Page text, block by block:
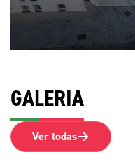
GALERIA
Ver todas